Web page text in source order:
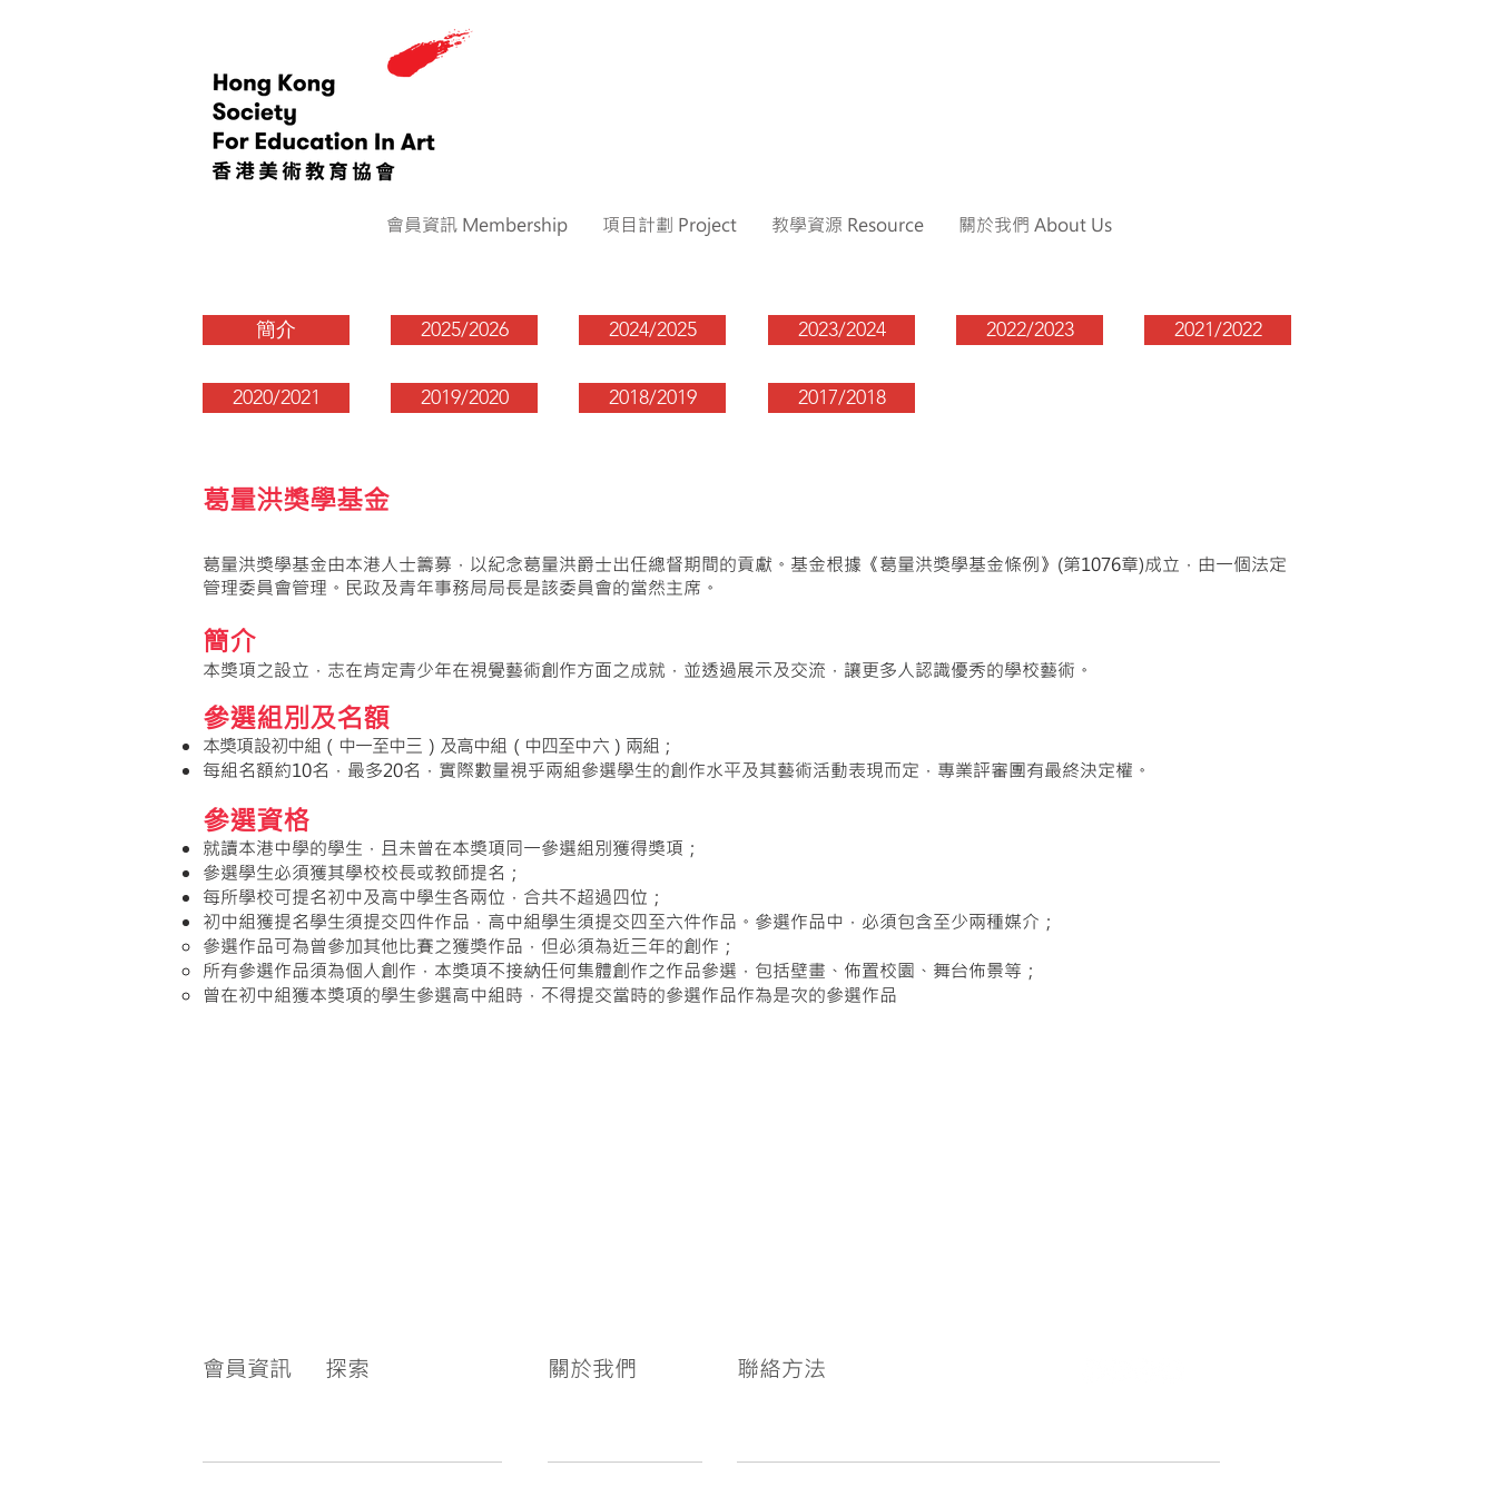
會員資訊 Membership 項目計劃 Project 教學資源 Resource 關於我們 About Us
簡介
2020/2021
2025/2026
2019/2020
2024/2025
2018/2019
2023/2024 2022/2023 2021/2022
2017/2018
葛量洪獎學基金
葛量洪獎學基金由本港人士籌募，以紀念葛量洪爵士出任總督期間的貢獻。基金根據《葛量洪獎學基金條例》(第1076章)成立，由一個法定
管理委員會管理。民政及青年事務局局長是該委員會的當然主席。
簡介
本獎項之設立，志在肯定青少年在視覺藝術創作方面之成就，並透過展示及交流，讓更多人認識優秀的學校藝術。
參選組別及名額
本獎項設初中組（中一至中三）及高中組（中四至中六）兩組；
每組名額約10名，最多20名，實際數量視乎兩組參選學生的創作水平及其藝術活動表現而定，專業評審團有最終決定權。
參選資格
就讀本港中學的學生，且未曾在本獎項同一參選組別獲得獎項；
參選學生必須獲其學校校長或教師提名；
每所學校可提名初中及高中學生各兩位，合共不超過四位；
初中組獲提名學生須提交四件作品，高中組學生須提交四至六件作品。參選作品中，必須包含至少兩種媒介；
​參選作品可為曾參加其他比賽之獲獎作品，但必須為近三年的創作；
所有參選作品須為個人創作，本獎項不接納任何集體創作之作品參選，包括壁畫、佈置校園、舞台佈景等；
曾在初中組獲本獎項的學生參選高中組時，不得提交當時的參選作品作為是次的參選作品
會員資訊 探索 關於我們 聯絡方法